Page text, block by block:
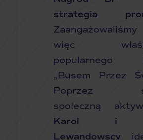
strategia
Zaangażowaliśmy
więc
popularnego
„Busem Przez
Poprzez
społeczną
Karol i
Lewandowscy